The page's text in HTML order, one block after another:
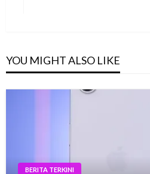
YOU MIGHT ALSO LIKE
BERITA TERKINI